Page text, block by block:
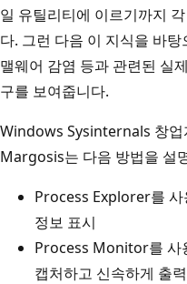
일 유틸리티에 이르기까지
다. 그런 다음 이 지식을 바
맬웨어 감염 등과 관련된 실
구를 보여줍니다.
Windows Sysinternals 창
Margosis는 다음 방법을 설
Process Explorer를 사
정보 표시
Process Monitor를 사
캡처하고 신속하게 출